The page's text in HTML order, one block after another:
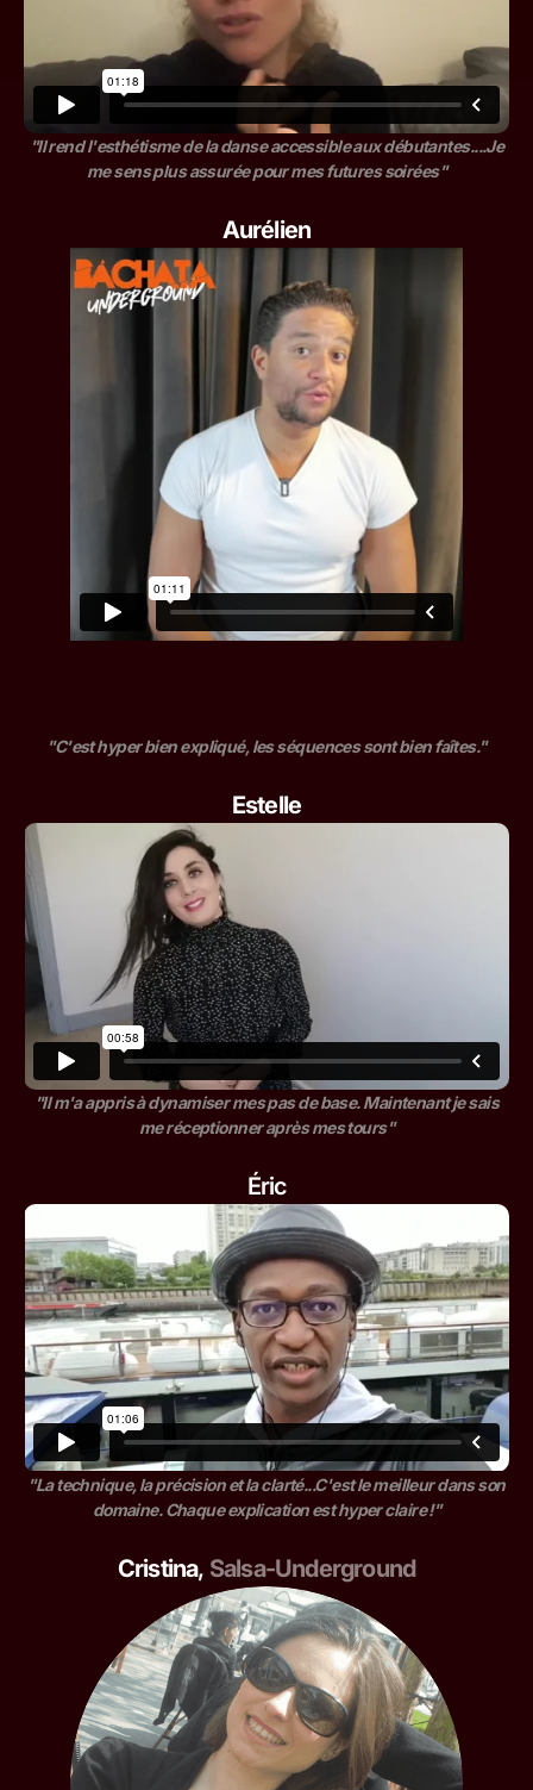
"Il rend l'esthétisme de la danse accessible aux débutantes....Je
me sens plus assurée pour mes futures soirées"
Aurélien
"C'est hyper bien expliqué, les séquences sont bien faîtes."
Estelle
"Il m'a appris à dynamiser mes pas de base. Maintenant je sais
me réceptionner après mes tours"
Éric
"La technique, la précision et la clarté...C'est le meilleur dans son
domaine. Chaque explication est hyper claire !"
Cristina, Salsa-Underground